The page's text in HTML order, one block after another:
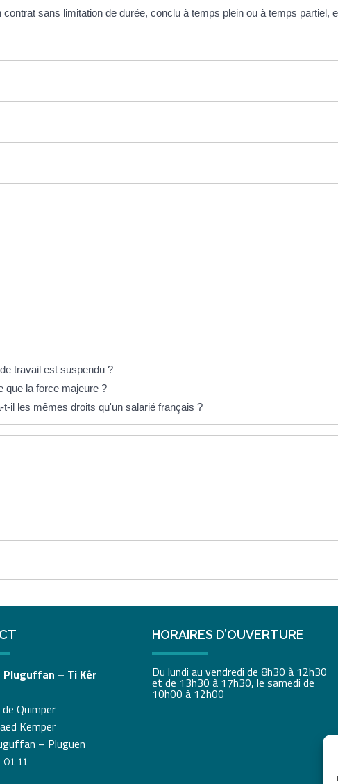
sans limitation de durée, conclu à temps plein ou à temps partiel,
travail est suspendu ?
que la force majeure ?
il les mêmes droits qu'un salarié français ?
Pluguffan – Ti Kêr
Quimper
Kemper
– Pluguen
11
HORAIRES D’OUVERTURE
Du lundi au vendredi de 8h30 à 12h30
et de 13h30 à 17h30, le samedi de
10h00 à 12h00